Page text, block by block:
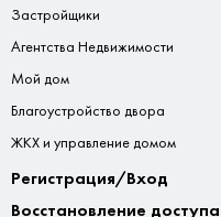
Застройщики
Агентства Недвижимости
Мой дом
Благоустройство двора
ЖКХ и управление домом
Регистрация/Вход
Восстановление доступа